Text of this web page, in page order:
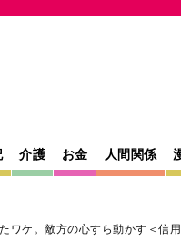
介護 お金 人間関係
ワケ。敵方の心すら動かす＜信